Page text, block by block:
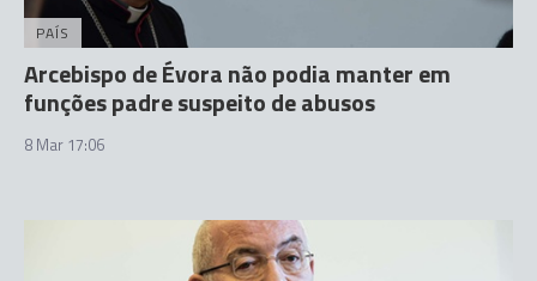
PAÍS
Arcebispo de Évora não podia manter em
funções padre suspeito de abusos
8 Mar 17:06